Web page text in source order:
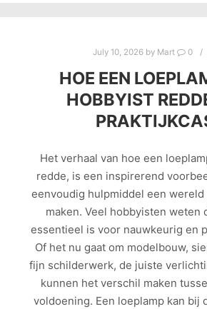
July 10, 2026by Mart 0
HOE EEN
HOBBYIST
Het verhaal van hoe een
redde, is een inspirerend
eenvoudig hulpmiddel een wereld
maken. Veel hobbyisten weten
essentieel is voor nauwkeurig en
Of het nu gaat om modelbouw,
fijn schilderwerk, de juiste
kunnen het verschil maken
voldoening. Een loeplamp kan bij